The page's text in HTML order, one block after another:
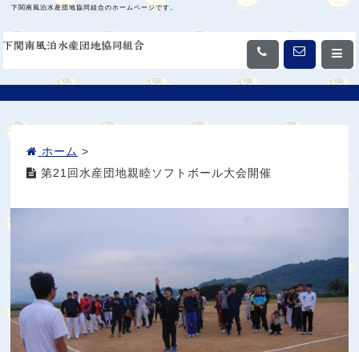
下関南風泊水産団地協同組合のホームページです。
ホーム >
第21回水産団地親睦ソフトボール大会開催